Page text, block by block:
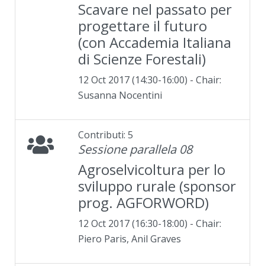
Scavare nel passato per
progettare il futuro
(con Accademia Italiana
di Scienze Forestali)
12 Oct 2017 (14:30-16:00) - Chair:
Susanna Nocentini
Contributi: 5
Sessione parallela 08
Agroselvicoltura per lo
sviluppo rurale (sponsor
prog. AGFORWORD)
12 Oct 2017 (16:30-18:00) - Chair:
Piero Paris, Anil Graves